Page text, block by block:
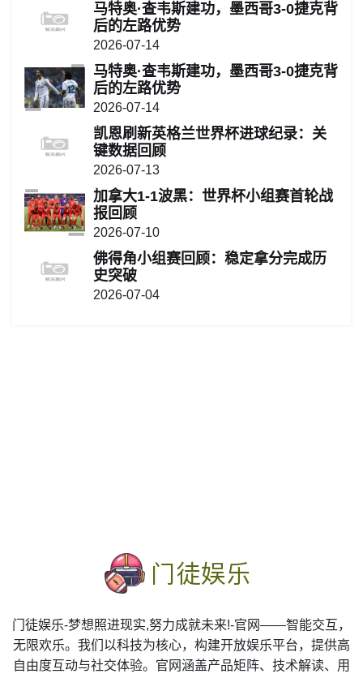
马特奥·查韦斯建功，墨西哥3-0捷克背
后的左路优势
2026-07-14
马特奥·查韦斯建功，墨西哥3-0捷克背
后的左路优势
2026-07-14
凯恩刷新英格兰世界杯进球纪录：关
键数据回顾
2026-07-13
加拿大1-1波黑：世界杯小组赛首轮战
报回顾
2026-07-10
佛得角小组赛回顾：稳定拿分完成历
史突破
2026-07-04
门徒娱乐-梦想照进现实,努力成就未来!-官网——智能交互，
无限欢乐。我们以科技为核心，构建开放娱乐平台，提供高
自由度互动与社交体验。官网涵盖产品矩阵、技术解读、用